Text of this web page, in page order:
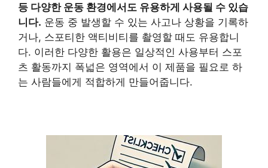
등 다양한 운동 환경에서도 유용하게 사용될 수 있습
니다. 운동 중 발생할 수 있는 사고나 상황을 기록하
거나, 스포티한 액티비티를 촬영할 때도 유용합니
다. 이러한 다양한 활용은 일상적인 사용부터 스포
츠 활동까지 폭넓은 영역에서 이 제품을 필요로 하
는 사람들에게 적합하게 만들어줍니다.